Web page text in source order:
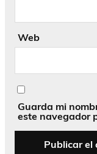
Web
Guarda mi
este navegador